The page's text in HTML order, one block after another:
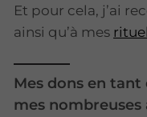
Et pour cela, j’ai
ainsi qu’à mes
Mes dons en
mes nombreuses